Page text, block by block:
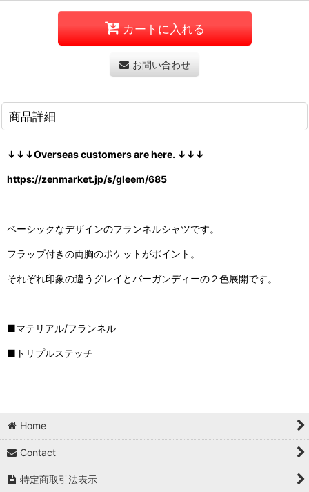
カートに入れる
お問い合わせ
商品詳細
↓↓↓Overseas customers are here. ↓↓↓
https://zenmarket.jp/s/gleem/685
ベーシックなデザインのフランネルシャツです。
フラップ付きの両胸のポケットがポイント。
それぞれ印象の違うグレイとバーガンディーの２色展開です。
■マテリアル/フランネル
■トリプルステッチ
Home
Contact
特定商取引法表示